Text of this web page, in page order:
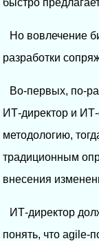
Но вовлечение
разработки
Во-первых, по-
ИТ-директор и
методологию,
традиционным
внесения
ИТ-директор
понять, что agile-